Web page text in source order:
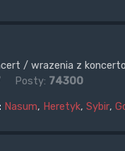
/ wrazenia z
Posty: 74300
Nasum, Heretyk, Sybir,